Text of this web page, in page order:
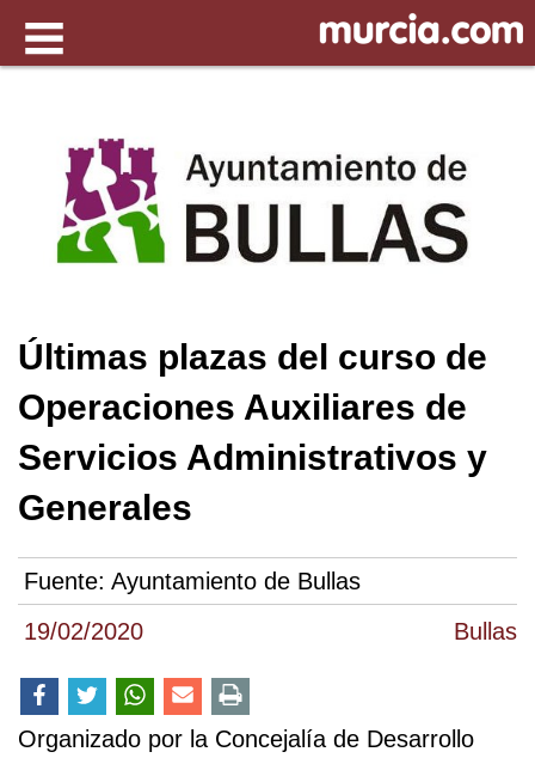
19/02/2020 Bullas
Últimas plazas del curso de
Operaciones Auxiliares de
Servicios Administrativos y
Generales
Fuente: Ayuntamiento de Bullas
Organizado por la Concejalía de Desarrollo